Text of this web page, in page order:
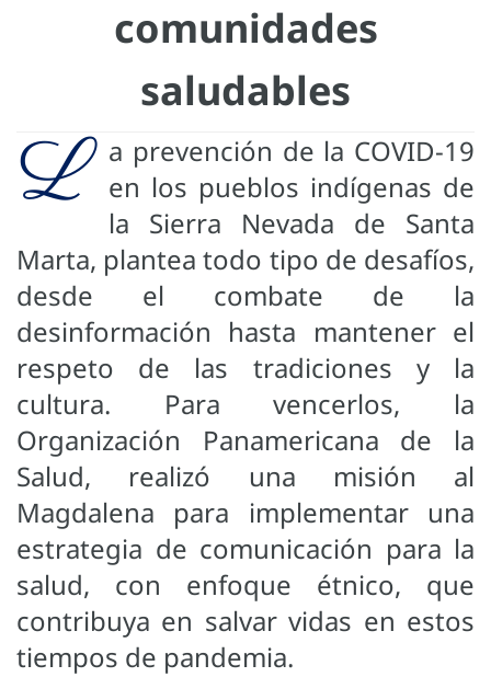
comunidades
saludables
L a prevención de la COVID-19
en los pueblos indígenas de
la Sierra Nevada de Santa
Marta, plantea todo tipo de desafíos,
desde el combate de la
desinformación hasta mantener el
respeto de las tradiciones y la
cultura. Para vencerlos, la
Organización Panamericana de la
Salud, realizó una misión al
Magdalena para implementar una
estrategia de comunicación para la
salud, con enfoque étnico, que
contribuya en salvar vidas en estos
tiempos de pandemia.